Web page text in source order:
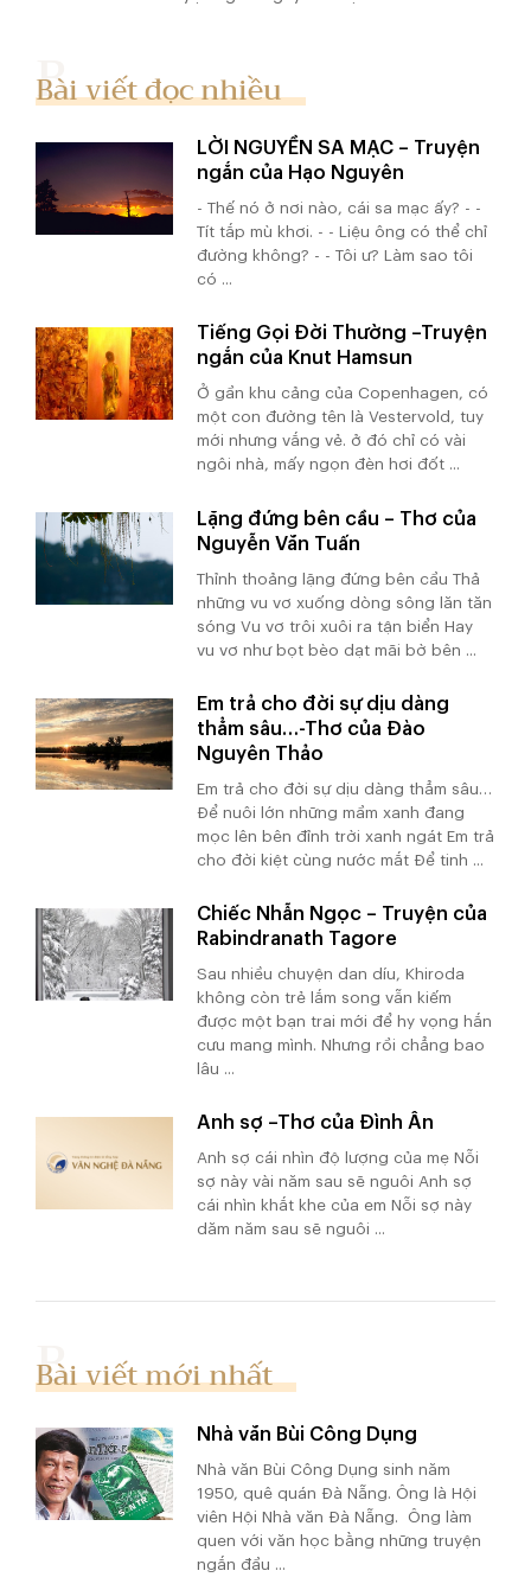
Bài viết đọc nhiều
LỜI NGUYỀN SA MẠC – Truyện
ngắn của Hạo Nguyên
- Thế nó ở nơi nào, cái sa mạc ấy? - -
Tít tắp mù khơi. - - Liệu ông có thể chỉ
đường không? - - Tôi ư? Làm sao tôi
có ...
Tiếng Gọi Đời Thường –Truyện
ngắn của Knut Hamsun
Ở gần khu cảng của Copenhagen, có
một con đường tên là Vestervold, tuy
mới nhưng vắng vẻ. ở đó chỉ có vài
ngôi nhà, mấy ngọn đèn hơi đốt ...
Lặng đứng bên cầu – Thơ của
Nguyễn Văn Tuấn
Thỉnh thoảng lặng đứng bên cầu Thả
những vu vơ xuống dòng sông lăn tăn
sóng Vu vơ trôi xuôi ra tận biển Hay
vu vơ như bọt bèo dạt mãi bờ bên ...
Em trả cho đời sự dịu dàng
thẳm sâu…-Thơ của Đào
Nguyên Thảo
Em trả cho đời sự dịu dàng thẳm sâu…
Để nuôi lớn những mầm xanh đang
mọc lên bên đỉnh trời xanh ngát Em trả
cho đời kiệt cùng nước mắt Để tinh ...
Chiếc Nhẫn Ngọc – Truyện của
Rabindranath Tagore
Sau nhiều chuyện dan díu, Khiroda
không còn trẻ lắm song vẫn kiếm
được một bạn trai mới để hy vọng hắn
cưu mang mình. Nhưng rồi chẳng bao
lâu ...
Anh sợ –Thơ của Đình Ân
Anh sợ cái nhìn độ lượng của mẹ Nỗi
sợ này vài năm sau sẽ nguôi Anh sợ
cái nhìn khắt khe của em Nỗi sợ này
dăm năm sau sẽ nguôi ...
Bài viết mới nhất
Nhà văn Bùi Công Dụng
Nhà văn Bùi Công Dụng sinh năm
1950, quê quán Đà Nẵng. Ông là Hội
viên Hội Nhà văn Đà Nẵng. Ông làm
quen với văn học bằng những truyện
ngắn đầu ...